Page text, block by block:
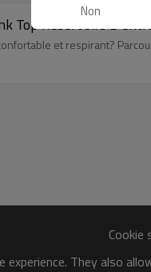
Top Réservoirs
et respirant?
They also
Non